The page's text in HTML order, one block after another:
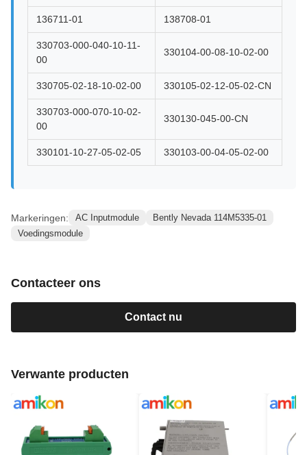
136711-01 138708-01
330703-000-040-10-11-
00
330104-00-08-10-02-00
330705-02-18-10-02-00 330105-02-12-05-02-CN
330703-000-070-10-02-
00
330130-045-00-CN
330101-10-27-05-02-05 330103-00-04-05-02-00
Markeringen: AC Inputmodule
Bently Nevada 114M5335-01
Voedingsmodule
Contacteer ons
Contact nu
Verwante producten